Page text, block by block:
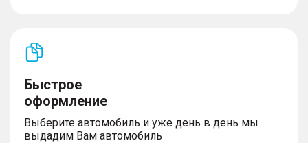
Быстрое
оформление
Выберите автомобиль и уже день в день мы
выдадим Вам автомобиль